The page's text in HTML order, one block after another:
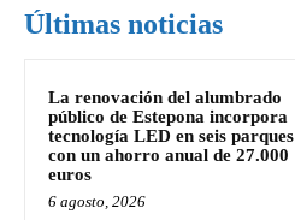
Últimas noticias
La renovación del alumbrado
público de Estepona incorpora
tecnología LED en seis parques
con un ahorro anual de 27.000
euros
6 agosto, 2026